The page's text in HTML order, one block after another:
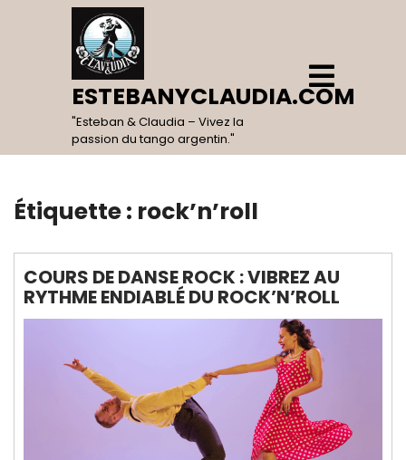
ESTEBANYCLAUDIA.COM
"Esteban & Claudia – Vivez la
passion du tango argentin."
Open
Menu
Étiquette : rock’n’roll
COURS DE DANSE ROCK : VIBREZ AU
RYTHME ENDIABLÉ DU ROCK’N’ROLL